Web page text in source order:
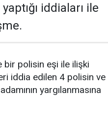
iddiaları ile
bir polisin eşi ile ilişki
iddia edilen 4 polisin ve
yargılanmasına